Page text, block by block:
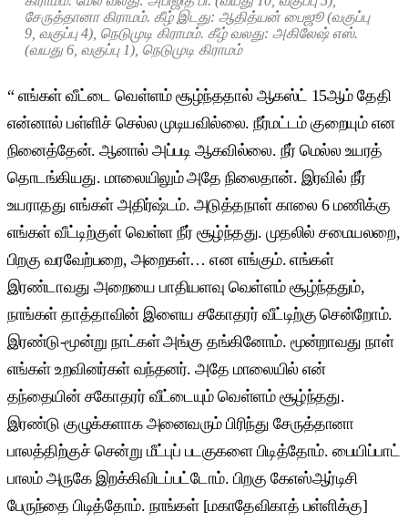
சேருத்தானா கிராமம். கீழ் இடது: ஆதித்யன் பைஜூ (வகுப்பு
9, வகுப்பு 4), நெடுமுடி கிராமம். கீழ் வலது: அகிலேஷ் எஸ்.
(வயது 6, வகுப்பு 1), நெடுமுடி கிராமம்
“ எங்கள் வீட்டை வெள்ளம் சூழ்ந்ததால் ஆகஸ்ட் 15ஆம் தேதி
என்னால் பள்ளிச் செல்ல முடியவில்லை. நீர்மட்டம் குறையும் என
நினைத்தேன். ஆனால் அப்படி ஆகவில்லை. நீர் மெல்ல உயரத்
தொடங்கியது. மாலையிலும் அதே நிலைதான். இரவில் நீர்
உயராதது எங்கள் அதிர்ஷ்டம். அடுத்தநாள் காலை 6 மணிக்கு
எங்கள் வீட்டிற்குள் வெள்ள நீர் சூழ்ந்தது. முதலில் சமையலறை,
பிறகு வரவேற்பறை, அறைகள்… என எங்கும். எங்கள்
இரண்டாவது அறையை பாதியளவு வெள்ளம் சூழ்ந்ததும்,
நாங்கள் தாத்தாவின் இளைய சகோதரர் வீட்டிற்கு சென்றோம்.
இரண்டு-மூன்று நாட்கள் அங்கு தங்கினோம். மூன்றாவது நாள்
எங்கள் உறவினர்கள் வந்தனர். அதே மாலையில் என்
தந்தையின் சகோதரர் வீட்டையும் வெள்ளம் சூழ்ந்தது.
இரண்டு குழுக்களாக அனைவரும் பிரிந்து சேருத்தானா
பாலத்திற்குச் சென்று மீட்புப் படகுகளை பிடித்தோம். பையிப்பாட்
பாலம் அருகே இறக்கிவிடப்பட்டோம். பிறகு கேஎஸ்ஆர்டிசி
பேருந்தை பிடித்தோம். நாங்கள் [மகாதேவிகாத் பள்ளிக்கு]